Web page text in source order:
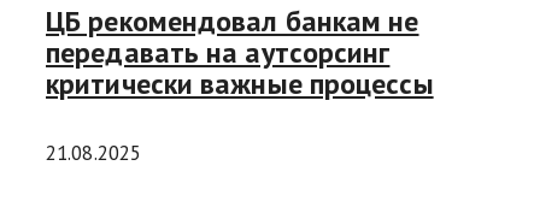
ЦБ рекомендовал банкам не
передавать на аутсорсинг
критически важные процессы
21.08.2025